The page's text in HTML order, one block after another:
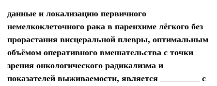
данные и локализацию первичного
немелкоклеточного рака в паренхиме лёгкого без
прорастания висцеральной плевры, оптимальным
объёмом оперативного вмешательства с точки
зрения онкологического радикализма и
показателей выживаемости, является _________ с